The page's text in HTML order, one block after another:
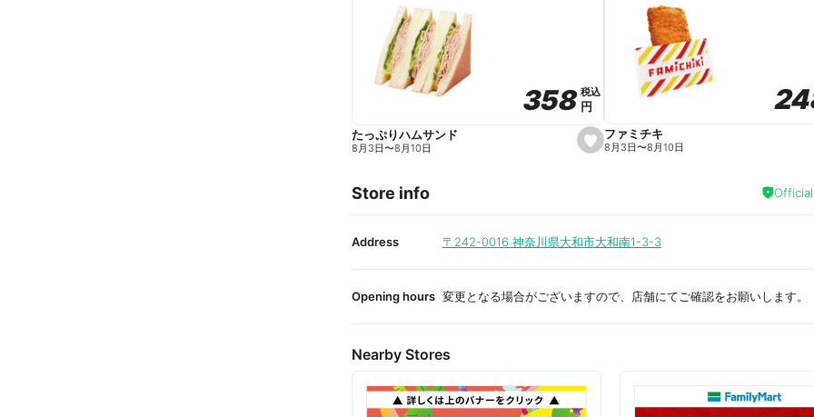
e
s
e
i
t
358
358税込
税込
円
円
たっぷりハムサンド
8月3日〜8月10日
ファミチキ
8月3日〜8月10日
Store info
Address 〒242-0016 神奈川県大和市大和南1-3-3
Opening hours 変更となる場合がございますので、店舗にてご確認をお願いします。
Nearby Stores